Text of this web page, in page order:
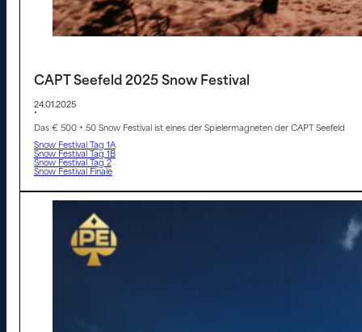
CAPT Seefeld 2025 Snow Festival
24.01.2025
•
Das € 500 + 50 Snow Festival ist eines der Spielermagneten der CAPT Seefeld
Snow Festival Tag 1A
Snow Festival Tag 1B
Snow Festival Tag 2
Snow Festival Finale